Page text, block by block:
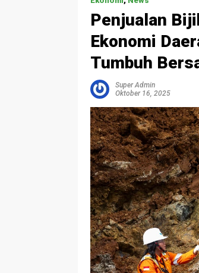
Penjualan
Ekonomi
Tumbuh
Super Admin
Oktober 16, 2025